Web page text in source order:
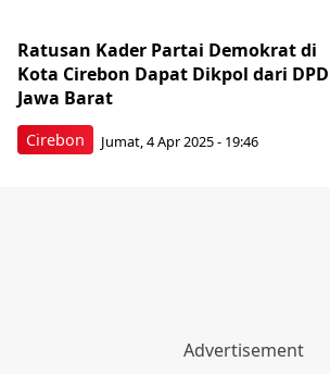
Cirebon
Ratusan Kader Partai Demokrat di
Kota Cirebon Dapat Dikpol dari DPD
Jawa Barat
Jumat, 4 Apr 2025 - 19:46